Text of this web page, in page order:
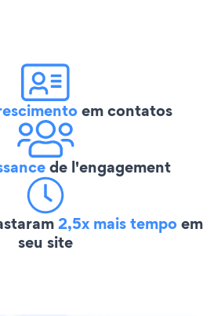
em contatos
de l'engagement
2,5x mais tempoem
seu site